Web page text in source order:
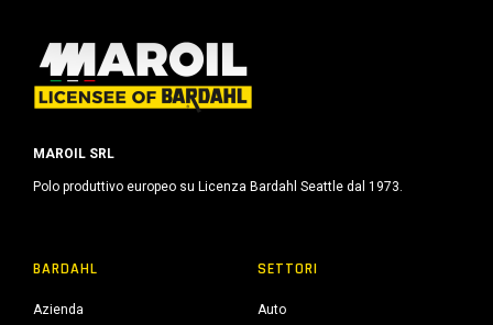
MAROIL SRL
Polo produttivo europeo su Licenza Bardahl Seattle dal 1973.
BARDAHL
Azienda
SETTORI
Auto